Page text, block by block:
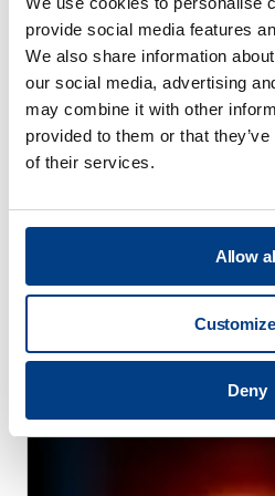
provide social media features
We also share information
our social media, advertising
may combine it with other
provided to them or that
of their services.
Allow
Customize
Deny
WEBINAR
Heißisostatisches
additive Fertigung mit